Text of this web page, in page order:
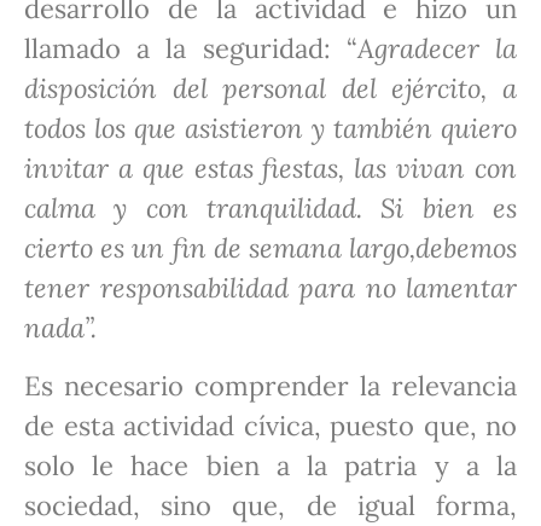
desarrollo de la actividad e hizo un
llamado a la seguridad: “Agradecer la
disposición delpersonal delejército, a
todos los que asistieron y también quiero
invitar aque estas fiestas, las vivan con
calma y con tranquilidad. Si bien es
cierto es un fin de semana largo,debemos
tener responsabilidadpara no lamentar
nada”.
Es necesario comprender la relevancia
de esta actividad cívica, puesto que, no
solo le hace bien a la patria y a la
sociedad, sino que, de igual forma,